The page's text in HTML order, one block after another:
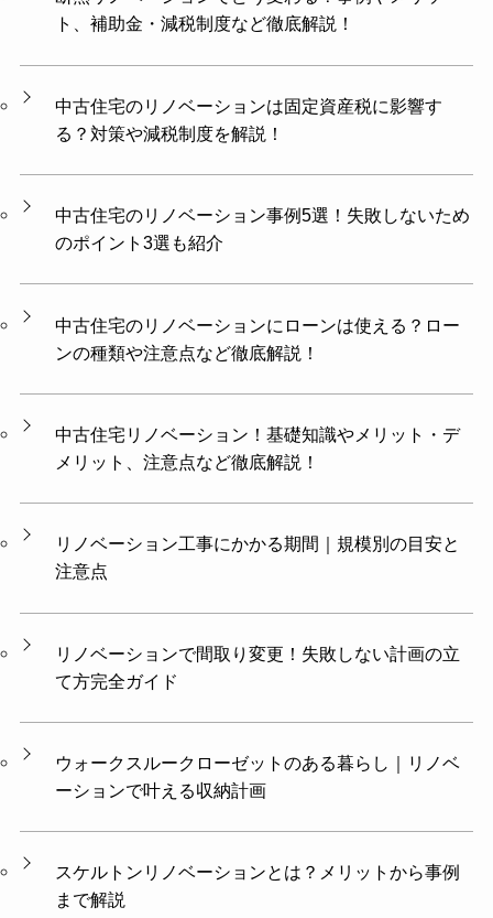
ト、補助金・減税制度など徹底解説！
中古住宅のリノベーションは固定資産税に影響す
る？対策や減税制度を解説！
中古住宅のリノベーション事例5選！失敗しないため
のポイント3選も紹介
中古住宅のリノベーションにローンは使える？ロー
ンの種類や注意点など徹底解説！
中古住宅リノベーション！基礎知識やメリット・デ
メリット、注意点など徹底解説！
リノベーション工事にかかる期間｜規模別の目安と
注意点
リノベーションで間取り変更！失敗しない計画の立
て方完全ガイド
ウォークスルークローゼットのある暮らし｜リノベ
ーションで叶える収納計画
スケルトンリノベーションとは？メリットから事例
まで解説